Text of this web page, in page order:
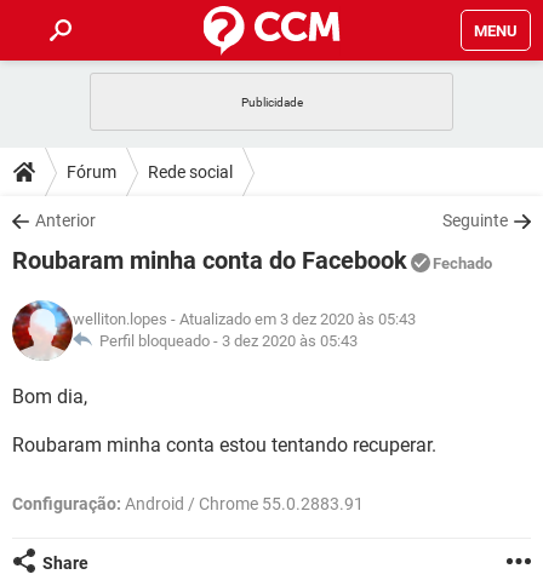
MENU
CELULAR
OUTLOOK
INSTAGRAM GMAIL
GUIA DE COMPRAS
DICAS
JOGOS
INSTAGRAM GMAIL
GUIA DE COMPRAS
DOWNLOADS
JOGOS WHATSAPP
CELULAR
OUTLOOK EXCEL
INSTAGRAM
JOGOS WHATSAPP
CELULAR
OUTLOOK
INSTAGRAM GMAIL
GLOSSÁRIO
JOGOS
INSTAGRAM GMAIL
GUIA DE COMPRAS
Fórum Rede social
Anterior Seguinte
Roubaram minha conta do Facebook Fechado
welliton.lopes - Atualizado em 3 dez 2020 às 05:43
Perfil bloqueado - 3 dez 2020 às 05:43
Bom dia,
Roubaram minha conta estou tentando recuperar.
Configuração: Android / Chrome 55.0.2883.91
Share